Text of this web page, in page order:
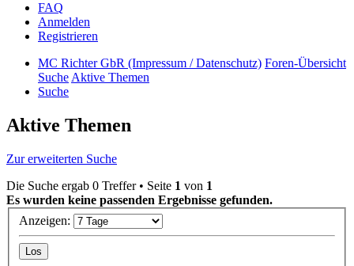
FAQ
Anmelden
Registrieren
MC Richter GbR (Impressum / Datenschutz) Foren-Übersicht
SucheAktive Themen
Suche
Aktive Themen
Zur erweiterten Suche
Die Suche ergab 0 Treffer • Seite 1 von 1
Es wurden keine passenden Ergebnisse gefunden.
Anzeigen: